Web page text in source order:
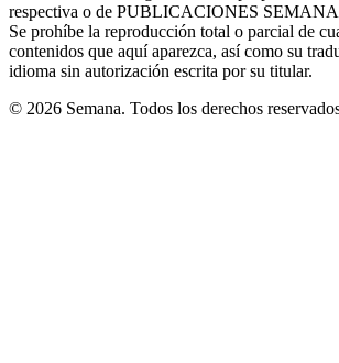
window
respectiva o de PUBLICACIONES
Se prohíbe la reproducción total o parcial de
contenidos que aquí aparezca, así como su
idioma sin autorización escrita por su titular.
© 2026 Semana. Todos los derechos